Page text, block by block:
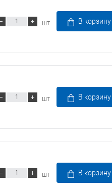
шт В корзину
шт В корзину
шт В корзину